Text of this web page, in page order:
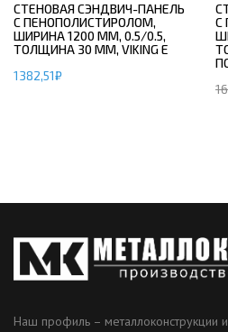
СТЕНОВАЯ СЭНДВИЧ-ПАНЕЛЬ
С ПЕНОПОЛИСТИРОЛОМ,
ШИРИНА 1200 ММ, 0.5/0.5,
ТОЛЩИНА 30 ММ, VIKING E
1382,51₽
С
Наш профиль – металлоконструкции